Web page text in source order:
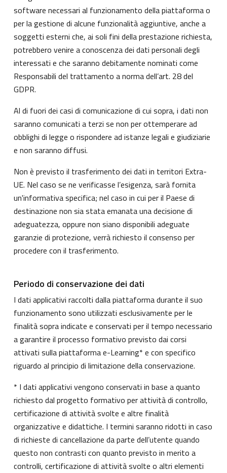
software necessari al funzionamento della piattaforma o
per la gestione di alcune funzionalità aggiuntive, anche a
soggetti esterni che, ai soli fini della prestazione richiesta,
potrebbero venire a conoscenza dei dati personali degli
interessati e che saranno debitamente nominati come
Responsabili del trattamento a norma dell’art. 28 del
GDPR.
Al di fuori dei casi di comunicazione di cui sopra, i dati non
saranno comunicati a terzi se non per ottemperare ad
obblighi di legge o rispondere ad istanze legali e giudiziarie
e non saranno diffusi.
Non è previsto il trasferimento dei dati in territori Extra-
UE. Nel caso se ne verificasse l’esigenza, sarà fornita
un'informativa specifica; nel caso in cui per il Paese di
destinazione non sia stata emanata una decisione di
adeguatezza, oppure non siano disponibili adeguate
garanzie di protezione, verrà richiesto il consenso per
procedere con il trasferimento.
Periodo di conservazione dei dati
I dati applicativi raccolti dalla piattaforma durante il suo
funzionamento sono utilizzati esclusivamente per le
finalità sopra indicate e conservati per il tempo necessario
a garantire il processo formativo previsto dai corsi
attivati sulla piattaforma e-Learning* e con specifico
riguardo al principio di limitazione della conservazione.
* I dati applicativi vengono conservati in base a quanto
richiesto dal progetto formativo per attività di controllo,
certificazione di attività svolte e altre finalità
organizzative e didattiche. I termini saranno ridotti in caso
di richieste di cancellazione da parte dell’utente quando
questo non contrasti con quanto previsto in merito a
controlli, certificazione di attività svolte o altri elementi